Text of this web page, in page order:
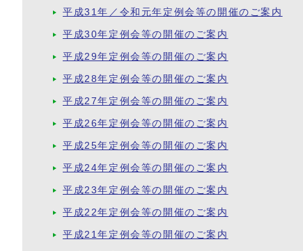
平成31年／令和元年定例会等の開催のご案内
平成30年定例会等の開催のご案内
平成29年定例会等の開催のご案内
平成28年定例会等の開催のご案内
平成27年定例会等の開催のご案内
平成26年定例会等の開催のご案内
平成25年定例会等の開催のご案内
平成24年定例会等の開催のご案内
平成23年定例会等の開催のご案内
平成22年定例会等の開催のご案内
平成21年定例会等の開催のご案内